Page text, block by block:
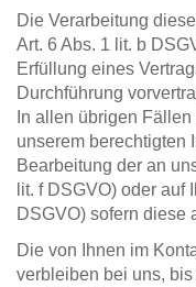
Die Verarbeitung
Art. 6 Abs. 1 lit. b
Erfüllung eines
Durchführung
In allen übrigen
unserem berechtigten
Bearbeitung der an
lit. f DSGVO) oder auf
DSGVO) sofern diese
Die von Ihnen im
verbleiben bei uns,